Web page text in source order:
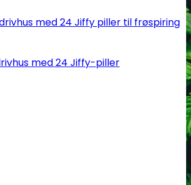
med 24 Jiffy-piller